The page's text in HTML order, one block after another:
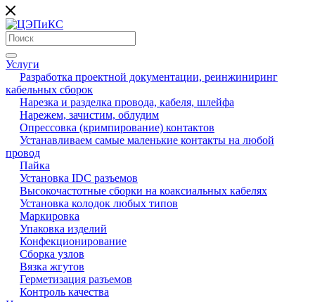
Услуги
Разработка проектной документации, реинжиниринг
кабельных сборок
Нарезка и разделка провода, кабеля, шлейфа
Нарежем, зачистим, облудим
Опрессовка (кримпирование) контактов
Устанавливаем самые маленькие контакты на любой
провод
Пайка
Установка IDC разъемов
Высокочастотные сборки на коаксиальных кабелях
Установка колодок любых типов
Маркировка
Упаковка изделий
Конфекционирование
Сборка узлов
Вязка жгутов
Герметизация разъемов
Контроль качества